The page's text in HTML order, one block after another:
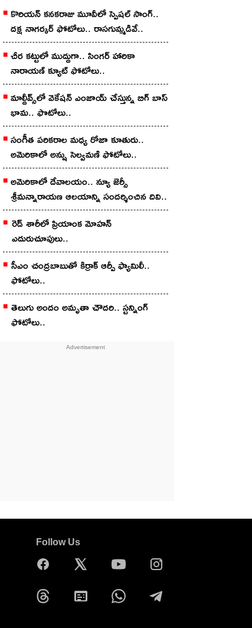
కొరియ‌న్ కన‌క‌రాజు మూవీలో స్పెష‌ల్ సాంగ్‌..
దక్ష నాగర్కర్ ఫోటోలు.. రాస‌గుమ్మ‌డివే..
చీర క‌ట్టులో ముద్దుగా.. సింగ‌ర్ హారికా
నారాయణ్ క్యూట్ ఫోటోలు..
మాల్దీవ్స్‌లో వెకేషన్ ఎంజాయ్ చేస్తున్న బిగ్ బాస్
భామ.. ఫొటోలు..
సంగీత పరికరాల మధ్య రోజా కూతురు..
అమెరికాలో అన్షు సెల్వమణి ఫోటోలు..
అమెరికాలో దేవాలయం.. న్యూ జెర్సీ
శ్రీమన్నారాయణ ఆలయాన్ని సందర్శించిన దివి..
రెడ్ శారీలో ప్రియాంక మోహ‌న్
ఎదురుచూపులు..
సీఎం చంద్రబాబుతో కిర్రాక్ ఆర్పీ ఫ్యామిలీ..
ఫోటోలు..
తెలుగు అందం అమృతా చౌద‌రి.. స్ట‌న్నింగ్
ఫోటోలు..
Follow Us